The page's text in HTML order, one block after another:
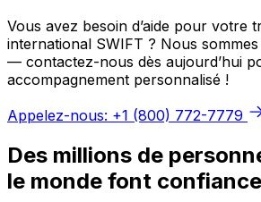
Vous avez besoin d’aide pour votre
international SWIFT ? Nous
— contactez-nous dès aujourd’hui
accompagnement personnalisé !
Appelez-nous: +1 (800) 772-7779
Des millions de
le monde font